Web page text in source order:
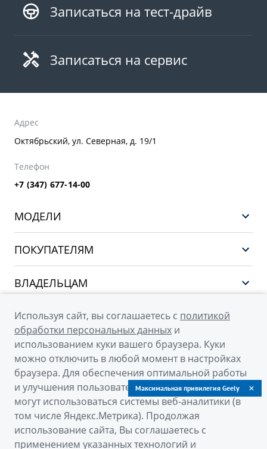
Записаться на тест-драйв
Записаться на сервис
Адрес
Октябрьский, ул. Северная, д. 19/1
Телефон
+7 (347) 677-14-00
МОДЕЛИ
CITYRAY
OKAVANGO
MONJARO
Архивные модели
ПОКУПАТЕЛЯМ
Финансы и услуги
ВЛАДЕЛЬЦАМ
Поддержка
О КОМПАНИИ
О бренде GEELY
О дилерском центре
Новости
Наша команда
Правовая информация
Контакты
© 2026
Официальный сайт Geely в России
Политика обработки персональных данных
Используя сайт, вы соглашаетесь с политикой
обработки персональных данных и
использованием куки вашего браузера. Куки
можно отключить в любой момент в настройках
браузера. Для обеспечения оптимальной работы
и улучшения пользовательского опыта на сайте
могут использоваться системы веб-аналитики (в
том числе Яндекс.Метрика). Продолжая
использование сайта, Вы соглашаетесь с
применением указанных технологий и
Максимальная привилегия Geely